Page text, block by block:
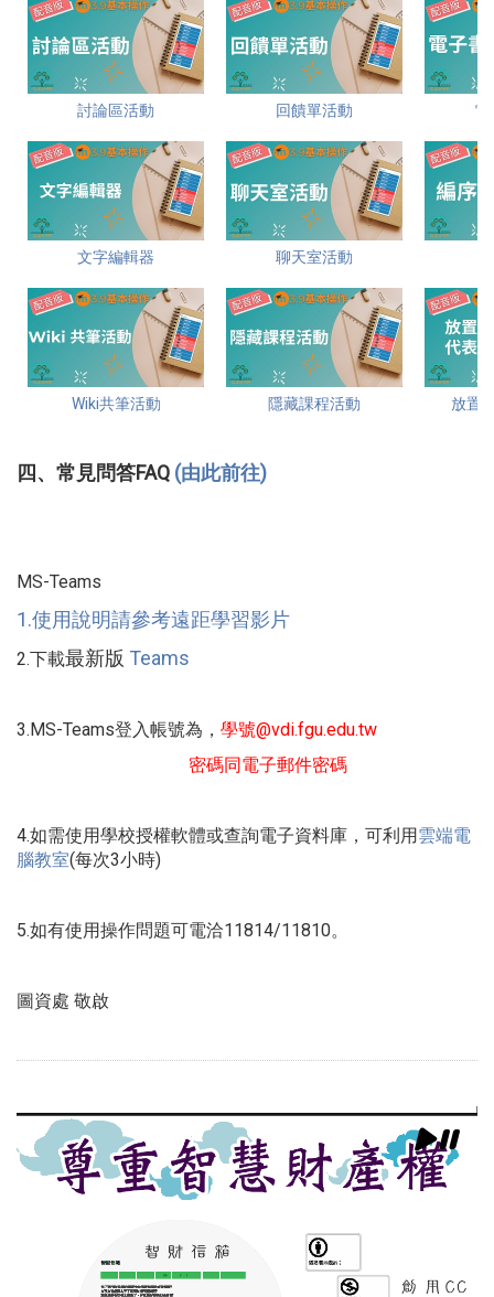
討論區活動 回饋單活動 電
文字編輯器 聊天室活動
Wiki共筆活動 隱藏課程活動 放置
四、常見問答FAQ (由此前往)
MS-Teams
1.使用說明請參考遠距學習影片
2.下載最新版 Teams
3.MS-Teams登入帳號為， 學號@vdi.fgu.edu.tw
密碼同電子郵件密碼
4.如需使用學校授權軟體或查詢電子資料庫，可利用 雲端電
腦教室(每次3小時)
5.如有使用操作問題可電洽11814/11810。
圖資處 敬啟